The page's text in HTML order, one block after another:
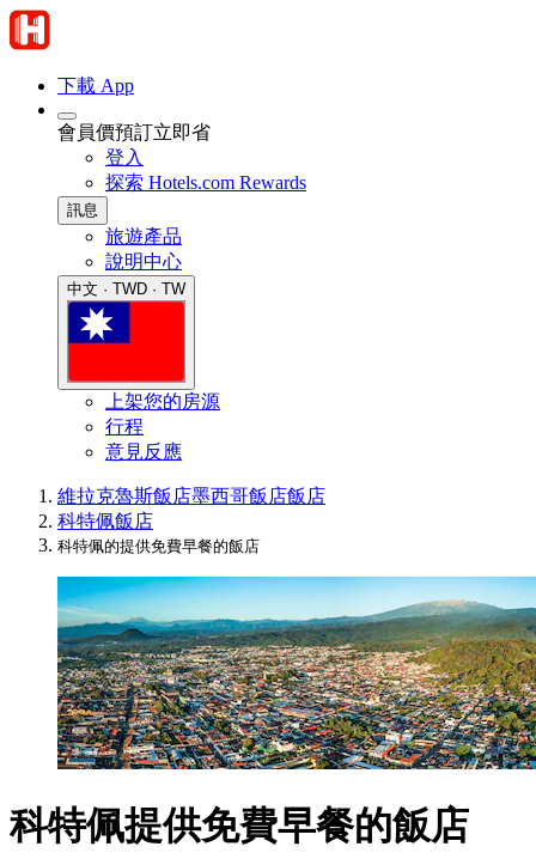
下載 App
會員價預訂立即省
登入
探索 Hotels.com Rewards
訊息
旅遊產品
說明中心
中文 · TWD · TW
上架您的房源
行程
意見反應
維拉克魯斯飯店墨西哥飯店飯店
科特佩飯店
科特佩的提供免費早餐的飯店
科特佩提供免費早餐的飯店